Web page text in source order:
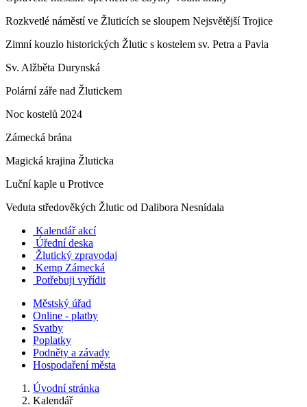
Rozkvetlé náměstí ve Žluticích se sloupem Nejsvětější Trojice
Zimní kouzlo historických Žlutic s kostelem sv. Petra a Pavla
Sv. Alžběta Durynská
Polární záře nad Žlutickem
Noc kostelů 2024
Zámecká brána
Magická krajina Žluticka
Luční kaple u Protivce
Veduta středověkých Žlutic od Dalibora Nesnídala
Kalendář akcí
Úřední deska
Žlutický zpravodaj
Kemp Zámecká
Potřebuji vyřídit
Městský úřad
Online - platby
Svatby
Poplatky
Podněty a závady
Hospodaření města
Úvodní stránka
Kalendář